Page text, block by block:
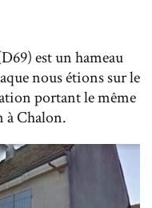
est un hameau
nous étions sur le
portant le même
Chalon.